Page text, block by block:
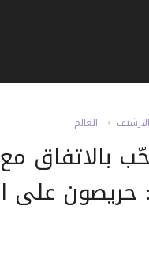
الارشيف العالم
بالاتفاق مع
حريصون على